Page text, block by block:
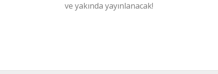
ve yakında yayınlanacak!